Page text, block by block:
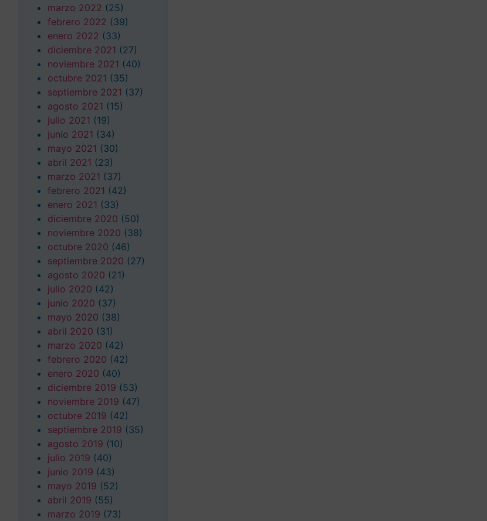
marzo 2022 (25)
febrero 2022 (39)
enero 2022 (33)
diciembre 2021 (27)
noviembre 2021 (40)
octubre 2021 (35)
septiembre 2021 (37)
agosto 2021 (15)
julio 2021 (19)
junio 2021 (34)
mayo 2021 (30)
abril 2021 (23)
marzo 2021 (37)
febrero 2021 (42)
enero 2021 (33)
diciembre 2020 (50)
noviembre 2020 (38)
octubre 2020 (46)
septiembre 2020 (27)
agosto 2020 (21)
julio 2020 (42)
junio 2020 (37)
mayo 2020 (38)
abril 2020 (31)
marzo 2020 (42)
febrero 2020 (42)
enero 2020 (40)
diciembre 2019 (53)
noviembre 2019 (47)
octubre 2019 (42)
septiembre 2019 (35)
agosto 2019 (10)
julio 2019 (40)
junio 2019 (43)
mayo 2019 (52)
abril 2019 (55)
marzo 2019 (73)